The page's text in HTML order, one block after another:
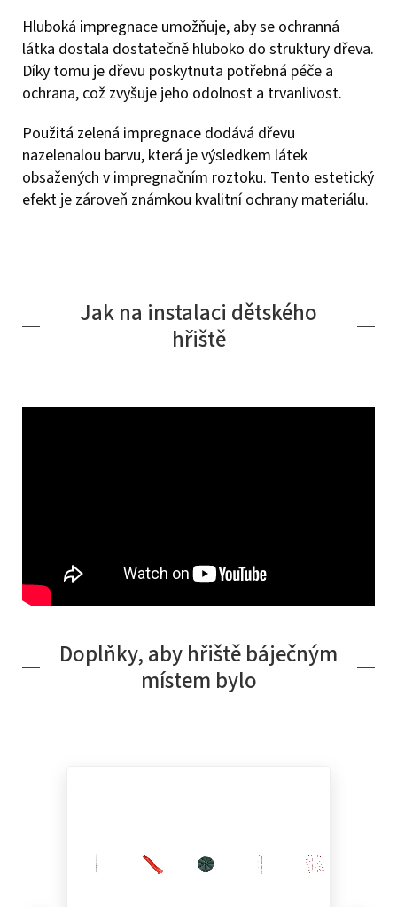
Hluboká impregnace umožňuje, aby se ochranná
látka dostala dostatečně hluboko do struktury dřeva.
Díky tomu je dřevu poskytnuta potřebná péče a
ochrana, což zvyšuje jeho odolnost a trvanlivost.
Použitá zelená impregnace dodává dřevu
nazelenalou barvu, která je výsledkem látek
obsažených v impregnačním roztoku. Tento estetický
efekt je zároveň známkou kvalitní ochrany materiálu.
Jak na instalaci dětského
hřiště
Doplňky, aby hřiště báječným
místem bylo